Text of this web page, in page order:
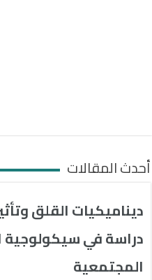
أحدث المقالات
ديناميكيات القلق
دراسة في سيكولوجية
المجتمعية